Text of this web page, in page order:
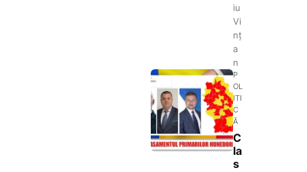
iu
Vi
nț
a
n
P
OL
ITI
C
Ă
C
la
s